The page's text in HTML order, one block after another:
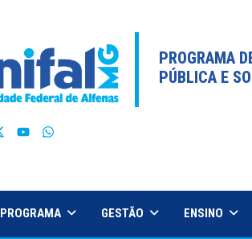
PROGRAMA
PÚBLICA E
PROGRAMA GESTÃO ENSINO